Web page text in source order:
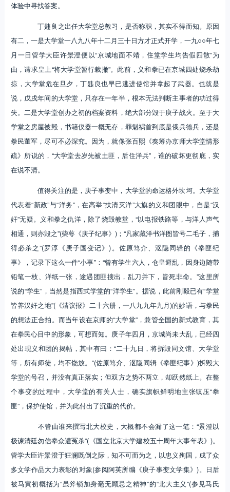
体验中寻找答案。
丁韪良之出任大学堂总教习，是否称职，其实不得而知。原因
有二，一是大学堂一八九八年十二月三十日方才正式开学，一九○○年七
月一日管学大臣许景澄便以“京城地面不靖，住堂学生均告假四散”为
由，请求皇上“将大学堂暂行裁撤”。此前，义和拳已在京城四处烧杀劫
掠，大学堂危在旦夕，丁韪良也早已逃进使馆并拿起了武器。也就是
说，戊戌年间的大学堂，只存在一年半，根本无法判断主事者的功过得
失。二是大学堂创办之初的档案资料，绝大部分毁于庚子战火。至于大
学堂之房屋被毁，书籍仪器一概无存，罪魁祸首到底是俄兵德兵，还是
拳民董军，尽可不必深究。因为，就像张百熙《奏筹办京师大学堂情形
疏》所说的，“大学堂去岁先被土匪，后住洋兵”，谁的破坏更彻底，实
在说不清。
值得关注的是，庚子事变中，大学堂的命运格外坎坷。大学堂
代表着“新政”与“洋务”，在高举“扶清灭洋”大旗的义和团眼中，自是“汉
奸”无疑。义和拳之仇洋，除了烧毁教堂，“以电报铁路等，与洋人声气
相通，则亦毁之”(柴萼《庚子纪事》)；“凡家藏洋书洋图皆号二毛子，捕
得必杀之”(罗淳《庚子国变记》)。佐原笃介、沤隐同辑的《拳匪纪
事》，记录下这么一件“小事”：“曾有学生六人，仓皇避乱，因身边随带
铅笔一枝、洋纸一张，途遇团匪搜出，乱刀并下，皆死非命。”这里所
说的“学生”，当然是指西式学堂的“洋学生”。据说，此前刚毅已有“学堂
皆养汉奸之地”(《清议报》二十六册，一八九九年九月)的妙语，与拳民
的想法正合拍。而当年设在京师的“大学堂”，兼管全国的新式教育，其
在拳民心目中的形象，可想而知。庚子年四月，京城尚未大乱，已经四
处出现义和团的揭帖，其中有曰：“二十九日，将拆毁同文馆、大学堂
等，所有师徒，均不饶放。”(佐原笃介、沤隐同辑《拳匪纪事》)拆毁大
学堂的号召，并没有真正落实；但双方之势不两立，却跃然纸上。在整
个事变的过程中，大学堂的有关人士，确实旗帜鲜明地主张镇压“拳
匪”，保护使馆，并为此付出了沉重的代价。
不管由谁来撰写北大校史，大概都不会漏了这一笔：“景澄以
极谏清廷勿信拳众遭冤杀”(《国立北京大学建校五十周年大事年表》)。
管学大臣许景澄于狂澜既倒之际，知不可而为之，以忠义殉国，成了众
多文学作品大力表彰的对象(参阅阿英所编《庚子事变文学集》)。日后
被马寅初概括为“虽斧锁加身毫无顾忌之精神”的“北大主义”(参见马氏